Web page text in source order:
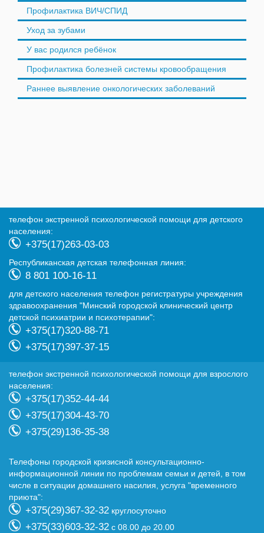
Профилактика ВИЧ/СПИД
Уход за зубами
У вас родился ребёнок
Профилактика болезней системы кровообращения
Раннее выявление онкологических заболеваний
телефон экстренной психологической помощи для детского
населения:
+375(17)263-03-03
Республиканская детская телефонная линия:
8 801 100-16-11
для детского населения телефон регистратуры учреждения
здравоохранения "Минский городской клинический центр
детской психиатрии и психотерапии":
+375(17)320-88-71
+375(17)397-37-15
телефон экстренной психологической помощи для взрослого
населения:
+375(17)352-44-44
+375(17)304-43-70
+375(29)136-35-38
Телефоны городской кризисной консультационно-
информационной линии по проблемам семьи и детей, в том
числе в ситуации домашнего насилия, услуга "временного
приюта":
+375(29)367-32-32 круглосуточно
+375(33)603-32-32 с 08.00 до 20.00